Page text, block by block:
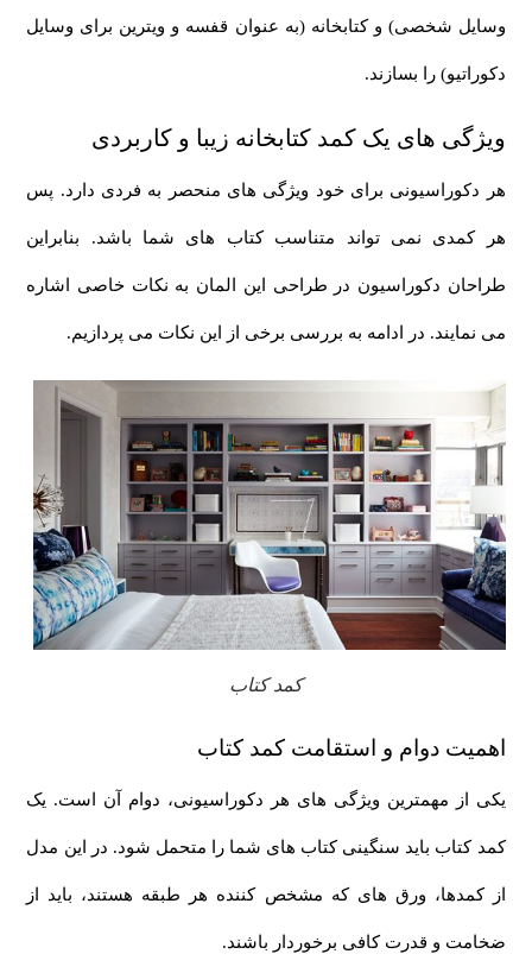
وسایل شخصی) و کتابخانه (به عنوان قفسه و ویترین برای وسایل
دکوراتیو) را بسازند.
ویژگی های یک کمد کتابخانه زیبا و کاربردی
هر دکوراسیونی برای خود ویژگی های منحصر به فردی دارد. پس
هر کمدی نمی تواند متناسب کتاب های شما باشد. بنابراین
طراحان دکوراسیون در طراحی این المان به نکات خاصی اشاره
می نمایند. در ادامه به بررسی برخی از این نکات می پردازیم.
کمد کتاب
اهمیت دوام و استقامت کمد کتاب
یکی از مهمترین ویژگی های هر دکوراسیونی، دوام آن است. یک
کمد کتاب باید سنگینی کتاب های شما را متحمل شود. در این مدل
از کمدها، ورق های که مشخص کننده هر طبقه هستند، باید از
ضخامت و قدرت کافی برخوردار باشند.